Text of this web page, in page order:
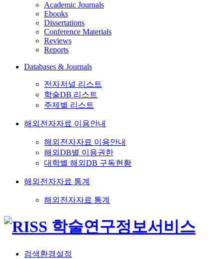
Academic Journals
Ebooks
Dissertations
Conference Materials
Reviews
Reports
Databases & Journals
전자저널 리스트
학술DB 리스트
주제별 리스트
해외전자자료 이용안내
해외전자자료 이용안내
해외DB별 이용권한
대학별 해외DB 구독현황
해외전자자료 통계
해외전자자료 통계
검색환경설정